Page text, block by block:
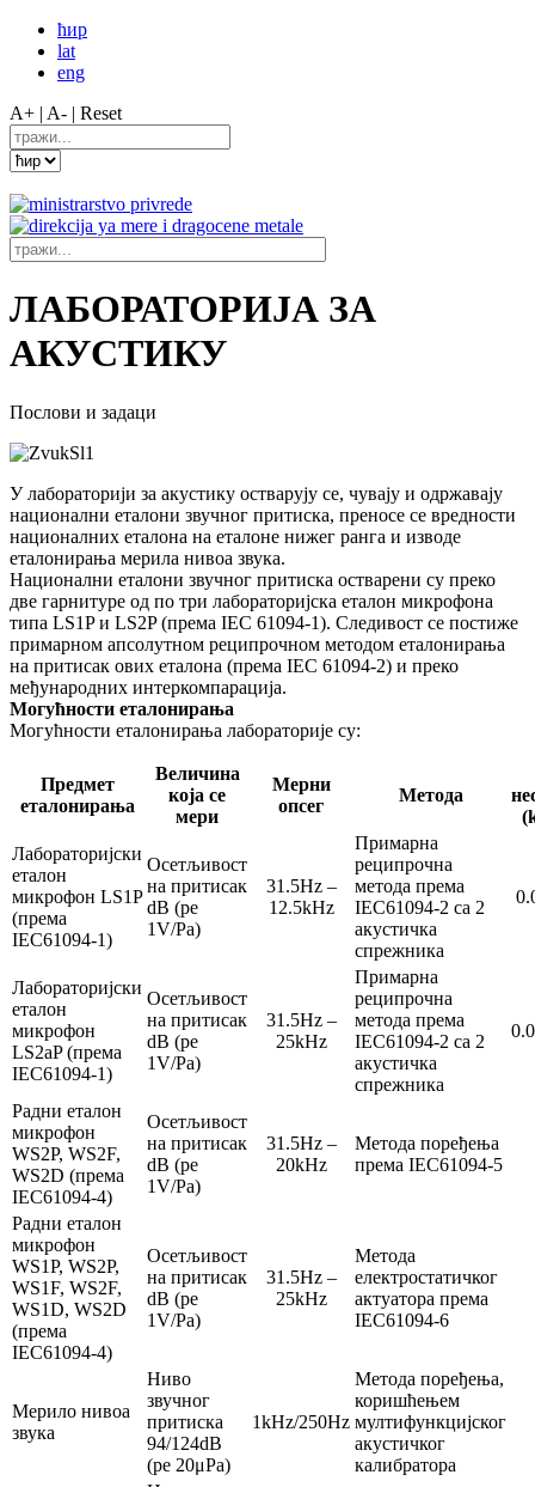
ћир
lat
eng
A+ | A- | Reset
ЛАБОРАТОРИЈА ЗА
АКУСТИКУ
Послови и задаци
У лабораторији за акустику остварују се, чувају и одржавају
национални еталони звучног притиска, преносе се вредности
националних еталона на еталоне нижег ранга и изводе
еталонирања мерила нивоа звука.
Национални еталони звучног притиска остварени су преко
две гарнитуре од по три лабораторијска еталон микрофона
типа LS1P и LS2P (према IEC 61094-1). Следивост се постиже
примарном апсолутном реципрочном методом еталонирања
на притисак ових еталона (према IEC 61094-2) и преко
међународних интеркомпарација.
Могућности еталонирања
Могућности еталонирања лабораторије су:
Предмет
еталонирања
Величина
која се
мери
Mерни
опсег
Метода
Лабораторијски
еталон
микрофон LS1P
(према
IEC61094-1)
Осетљивост
на притисак
dB (ре
1V/Pa)
31.5Hz –
12.5kHz
Примарна
реципрочна
метода према
IEC61094-2 са 2
акустичка
спрежника
Лабораторијски
еталон
микрофон
LS2aP (према
IEC61094-1)
Осетљивост
на притисак
dB (ре
1V/Pa)
31.5Hz –
25kHz
Примарна
реципрочна
метода према
IEC61094-2 са 2
акустичка
спрежника
Радни еталон
микрофон
WS2P, WS2F,
WS2D (према
IEC61094-4)
Осетљивост
на притисак
dB (ре
1V/Pa)
31.5Hz –
20kHz
Метода поређења
према IEC61094-5
Радни еталон
микрофон
WS1P, WS2P,
WS1F, WS2F,
WS1D, WS2D
(према
IEC61094-4)
Осетљивост
на притисак
dB (ре
1V/Pa)
31.5Hz –
25kHz
Метода
електростатичког
актуатора према
IEC61094-6
Мерило нивоа
звука
Ниво
звучног
притиска
94/124dB
(ре 20μPa)
1kHz/250Hz
Метода поређења,
коришћењем
мултифункцијског
акустичког
калибратора